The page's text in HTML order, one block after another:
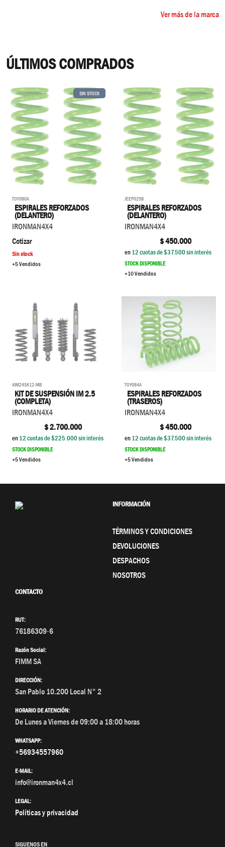
Ver más de la marca
ÚLTIMOS COMPRADOS
SIN STOCK
TOY080A
ESPIRALES REFORZADOS
(DELANTERO)
IRONMAN4X4
Cotizar
Sin stock
+5 Vendidos
JEEP025B
ESPIRALES REFORZADOS
(DELANTERO)
IRONMAN4X4
$450.000
en12cuotas de $37.500sin interés
STOCK DISPONIBLE
+10 Vendidos
AIM24SK12-MB
KIT DE SUSPENSIÓN IM 2.5
(COMPLETA)
IRONMAN4X4
$2.700.000
en12cuotas de $225.000sin interés
STOCK DISPONIBLE
+5 Vendidos
TOY084A
ESPIRALES REFORZADOS
(TRASEROS)
IRONMAN4X4
$450.000
en12cuotas de $37.500sin interés
STOCK DISPONIBLE
+5 Vendidos
INFORMACIÓN
TÉRMINOS Y CONDICIONES
DEVOLUCIONES
DESPACHOS
NOSOTROS
CONTACTO
RUT:
76186309-6
Razón Social:
FIMM SA
DIRECCIÓN:
San Pablo 10.200 Local N° 2
HORARIO DE ATENCIÓN:
De Lunes a Viernes de 09:00 a 18:00 horas
WHATSAPP:
+56934557960
E-MAIL:
info@ironman4x4.cl
LEGAL:
Políticas y privacidad
SIGUENOS EN